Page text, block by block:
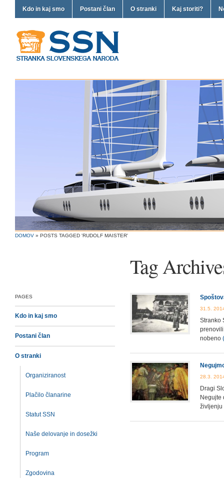
Kdo in kaj smo Postani član O stranki Kaj storiti?
DOMOV » POSTS TAGGED 'RUDOLF MAISTER'
Tag
PAGES
Kdo in kaj smo
Postani član
O stranki
Organiziranost
Plačilo članarine
Statut SSN
Naše delovanje in dosežki
Program
Zgodovina
31.5.
Stranko
nobeno
28.3.
Dragi
Negujte